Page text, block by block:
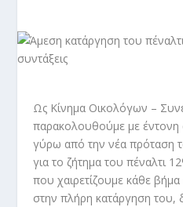
Ως Κίνημα Οικολόγων –
παρακολουθούμε με έντονη
γύρω από την νέα πρόταση
για το ζήτημα του πέναλτι
που χαιρετίζουμε κάθε
στην πλήρη κατάργηση